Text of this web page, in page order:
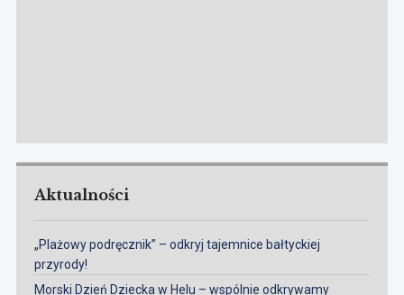
Aktualności
„Plażowy podręcznik” – odkryj tajemnice bałtyckiej
przyrody!
Morski Dzień Dziecka w Helu – wspólnie odkrywamy